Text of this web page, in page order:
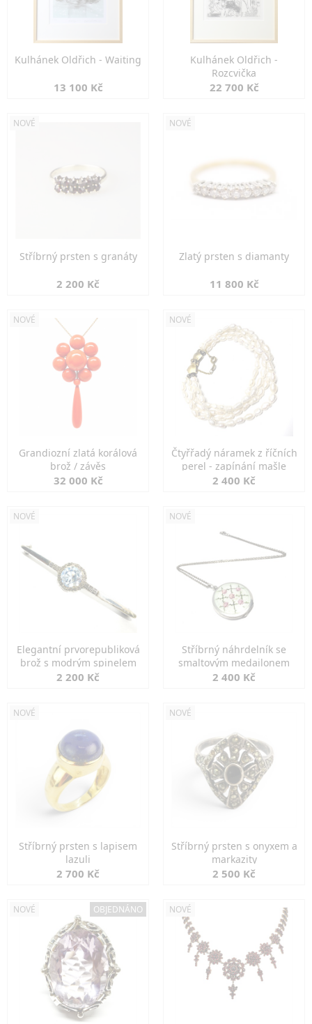
Kulhánek Oldřich - Waiting
13 100 Kč
Kulhánek Oldřich -
Rozcvička
22 700 Kč
NOVÉ
Stříbrný prsten s granáty
2 200 Kč
NOVÉ
Zlatý prsten s diamanty
11 800 Kč
NOVÉ
Grandiozní zlatá korálová
brož / závěs
32 000 Kč
NOVÉ
Čtyřřadý náramek z říčních
perel - zapínání mašle
2 400 Kč
NOVÉ
Elegantní prvorepubliková
brož s modrým spinelem
2 200 Kč
NOVÉ
Stříbrný náhrdelník se
smaltovým medailonem
2 400 Kč
NOVÉ
Stříbrný prsten s lapisem
lazuli
2 700 Kč
NOVÉ
Stříbrný prsten s onyxem a
markazity
2 500 Kč
NOVÉ OBJEDNÁNO NOVÉ